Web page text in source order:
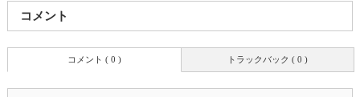
コメント
トラックバック ( 0 )
コメント ( 0 )